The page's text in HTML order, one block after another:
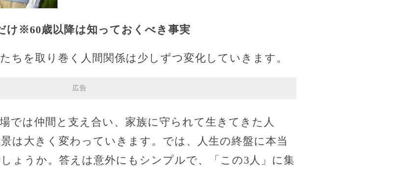
け※60歳以降は知っておくべき事実
ちを取り巻く人間関係は少しずつ変化していきます。
広告
では仲間と支え合い、家族に守られて生きてきた人
は大きく変わっていきます。では、人生の終盤に本当
ょうか。答えは意外にもシンプルで、「この3人」に集